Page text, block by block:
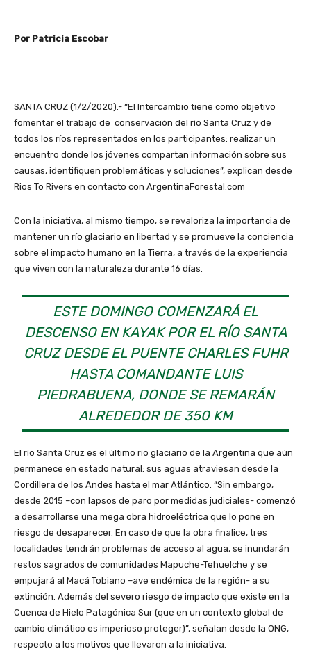
Por Patricia Escobar
SANTA CRUZ (1/2/2020).- “El Intercambio tiene como objetivo
fomentar el trabajo de conservación del río Santa Cruz y de
todos los ríos representados en los participantes: realizar un
encuentro donde los jóvenes compartan información sobre sus
causas, identifiquen problemáticas y soluciones”, explican desde
Rios To Rivers en contacto con ArgentinaForestal.com
Con la iniciativa, al mismo tiempo, se revaloriza la importancia de
mantener un río glaciario en libertad y se promueve la conciencia
sobre el impacto humano en la Tierra, a través de la experiencia
que viven con la naturaleza durante 16 días.
ESTE DOMINGO COMENZARÁ EL
DESCENSO EN KAYAK POR EL RÍO SANTA
CRUZ DESDE EL PUENTE CHARLES FUHR
HASTA COMANDANTE LUIS
PIEDRABUENA, DONDE SE REMARÁN
ALREDEDOR DE 350 KM
El río Santa Cruz es el último río glaciario de la Argentina que aún
permanece en estado natural: sus aguas atraviesan desde la
Cordillera de los Andes hasta el mar Atlántico. “Sin embargo,
desde 2015 –con lapsos de paro por medidas judiciales- comenzó
a desarrollarse una mega obra hidroeléctrica que lo pone en
riesgo de desaparecer. En caso de que la obra finalice, tres
localidades tendrán problemas de acceso al agua, se inundarán
restos sagrados de comunidades Mapuche-Tehuelche y se
empujará al Macá Tobiano –ave endémica de la región- a su
extinción. Además del severo riesgo de impacto que existe en la
Cuenca de Hielo Patagónica Sur (que en un contexto global de
cambio climático es imperioso proteger)”, señalan desde la ONG,
respecto a los motivos que llevaron a la iniciativa.